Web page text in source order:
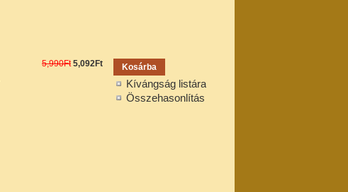
Kívángság listára
Összehasonlítás
5,990Ft 5,092Ft